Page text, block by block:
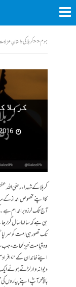
ہوم<<کربلا کی داستانِ
کربلا
آج تک لرزہ براندام
ہی ہے کہ سالہاسال گزر
نک تصور ہی امت کو سراپا
وہ قیامت خیز لمحات، جب
اپنے
دیوانہ وار لڑتے ہوئے
بالآخر آپؓ اپنے پیاروں